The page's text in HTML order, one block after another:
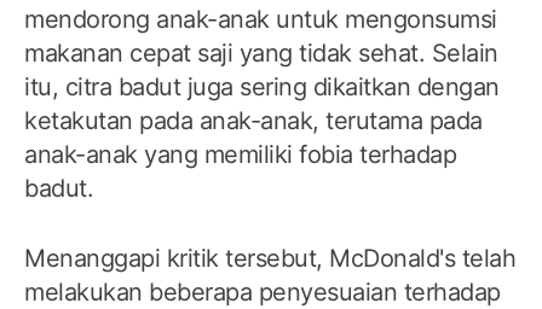
mendorong anak-anak untuk mengonsumsi
makanan cepat saji yang tidak sehat. Selain
itu, citra badut juga sering dikaitkan dengan
ketakutan pada anak-anak, terutama pada
anak-anak yang memiliki fobia terhadap
badut.
Menanggapi kritik tersebut, McDonald's telah
melakukan beberapa penyesuaian terhadap